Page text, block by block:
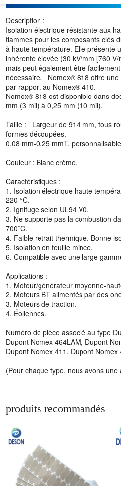
Description :
Isolation électrique résistante aux
flammes pour les composants clés
à haute température. Elle présente
inhérente élevée (30 kV/mm [760
mais peut également être
nécessaire. Nomex® 818 offre une
par rapport au Nomex® 410.
Nomex® 818 est disponible dans
mm (3 mil) à 0,25 mm (10 mil).
Taille : Largeur de 914 mm, tous
formes découpées.
0,08 mm-0,25 mmT,
Couleur : Blanc crème.
Caractéristiques :
1. Isolation électrique haute
220 °C.
2. Ignifuge selon UL94 V0.
3. Ne supporte pas la combustion
700˚C.
4. Faible retrait thermique. Bonne
5. Isolation en feuille mince.
6. Compatible avec une large
Applications :
1. Moteur/générateur moyenne-
2. Moteurs BT alimentés par des
3. Moteurs de traction.
4. Éoliennes.
Numéro de pièce associé au type
Dupont Nomex 464LAM, Dupont
Dupont Nomex 411, Dupont Nomex
(Pour chaque type, nous avons
produits recommandés